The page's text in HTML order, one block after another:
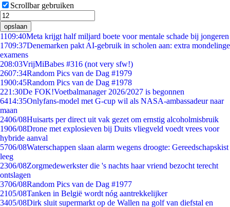
Scrollbar gebruiken
opslaan
1109:40Meta krijgt half miljard boete voor mentale schade bij jongeren
1709:37Denemarken pakt AI-gebruik in scholen aan: extra mondelinge
examens
208:03VrijMiBabes #316 (not very sfw!)
2607:34Random Pics van de Dag #1979
1900:45Random Pics van de Dag #1978
221:30De FOK!Voetbalmanager 2026/2027 is begonnen
6414:35Onlyfans-model met G-cup wil als NASA-ambassadeur naar
maan
2406/08Huisarts per direct uit vak gezet om ernstig alcoholmisbruik
1906/08Drone met explosieven bij Duits vliegveld voedt vrees voor
hybride aanval
5706/08Waterschappen slaan alarm wegens droogte: Gereedschapskist
leeg
2306/08Zorgmedewerkster die 's nachts haar vriend bezocht terecht
ontslagen
3706/08Random Pics van de Dag #1977
2105/08Tanken in België wordt nóg aantrekkelijker
3405/08Dirk sluit supermarkt op de Wallen na golf van diefstal en